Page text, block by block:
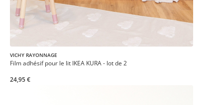
VICHY RAYONNAGE
Film adhésif pour le lit IKEA KURA - lot de 2
24,95 €